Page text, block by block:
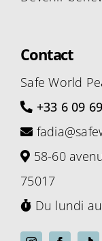
Contact
Safe World
+33 6 09
58-60
75017
Du lundi